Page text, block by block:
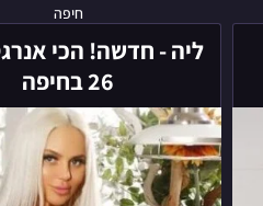
חיפה
ליה - חדשה! הכי
26 בחיפה
ליה
-
חדשה!
הכי
אנרגטית
בת
26
בחיפה